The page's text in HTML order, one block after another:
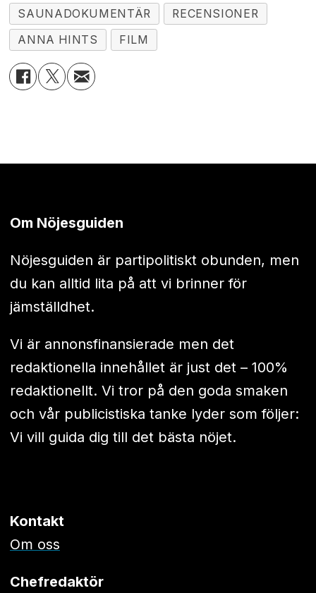
SAUNADOKUMENTÄR
RECENSIONER
ANNA HINTS
FILM
Om Nöjesguiden
Nöjesguiden är partipolitiskt obunden, men
du kan alltid lita på att vi brinner för
jämställdhet.
Vi är annonsfinansierade men det
redaktionella innehållet är just det – 100%
redaktionellt. Vi tror på den goda smaken
och vår publicistiska tanke lyder som följer:
Vi vill guida dig till det bästa nöjet.
Kontakt
Om oss
Chefredaktör